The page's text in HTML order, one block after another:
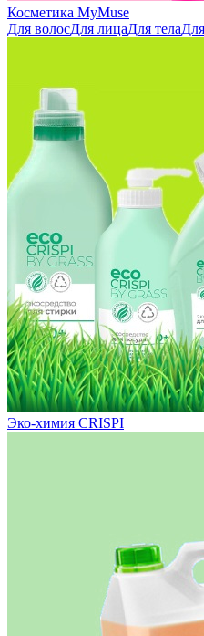
Косметика MyMuse
Для волосДля лицаДля тела
Эко-химия CRISPI